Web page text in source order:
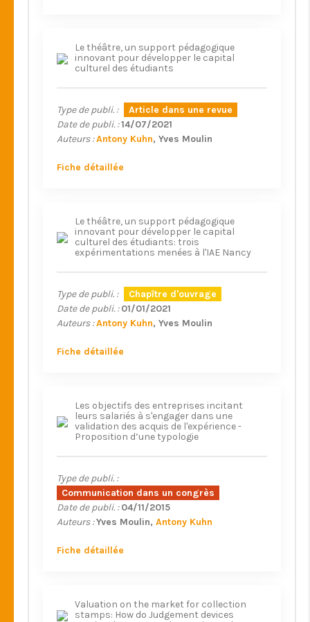
Le théâtre, un support pédagogique
innovant pour développer le capital
culturel des étudiants
Type de publi. :
Article dans une revue
Date de publi. :14/07/2021
Auteurs :Antony Kuhn Yves Moulin
Fiche détaillée
Le théâtre, un support pédagogique
innovant pour développer le capital
culturel des étudiants: trois
expérimentations menées à l'IAE Nancy
Type de publi. :
Chapître d'ouvrage
Date de publi. : 01/01/2021
Auteurs :Antony Kuhn Yves Moulin
Fiche détaillée
Les objectifs des entreprises incitant
leurs salariés à s'engager dans une
validation des acquis de l'expérience -
Proposition d’une typologie
Type de publi. :
Communication dans un congrès
Date de publi. : 04/11/2015
Auteurs :Yves Moulin Antony Kuhn
Fiche détaillée
Valuation on the market for collection
stamps: How do Judgement devices